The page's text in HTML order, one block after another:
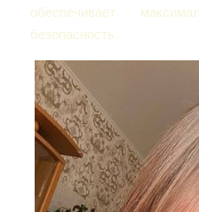
обеспечивает
безопасность.